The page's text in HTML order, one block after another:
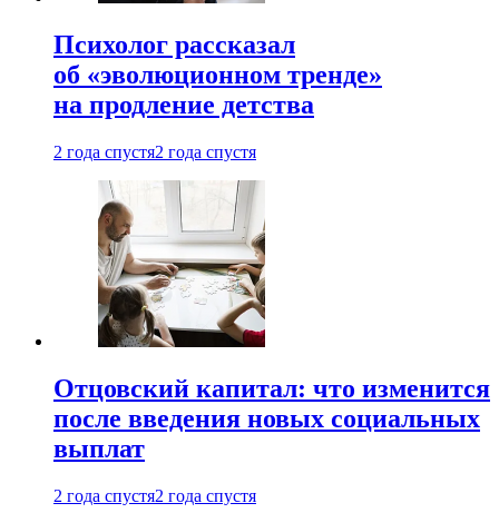
Психолог рассказал
об «эволюционном тренде»
на продление детства
2 года спустя2 года спустя
Отцовский капитал: что изменится
после введения новых социальных
выплат
2 года спустя2 года спустя